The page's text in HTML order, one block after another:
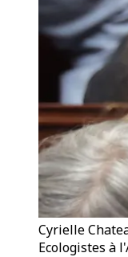
Cyrielle
Ecologistes à